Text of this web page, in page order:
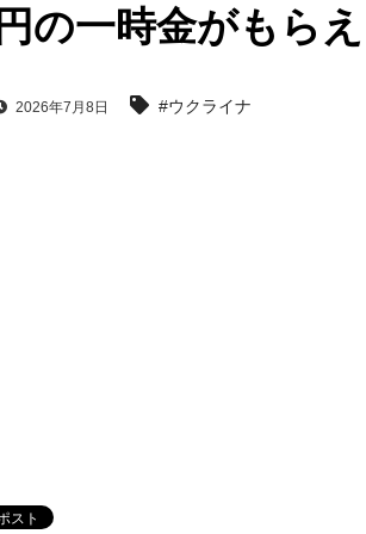
円の一時金がもら
2026年7月8日 #ウクライナ